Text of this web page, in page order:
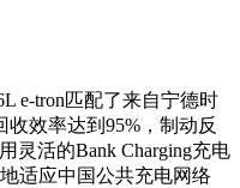
e-tron匹配了来自宁德时
效率达到95%，制动反
灵活的Bank Charging充电
适应中国公共充电网络